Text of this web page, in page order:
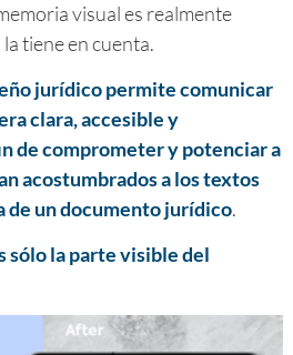
visual es realmente
tiene en cuenta.
jurídico permite comunicar
clara, accesible y
de comprometer y potenciar a
acostumbrados a los textos
de un documento jurídico.
sólo la parte visible del